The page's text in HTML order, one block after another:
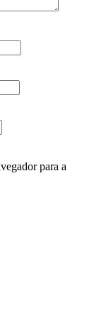
para a